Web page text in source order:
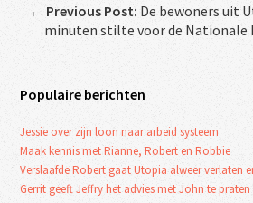
← Previous Post: De bewoners uit
minuten stilte voor de Nationale
Populaire berichten
Jessie over zijn loon naar arbeid systeem
Maak kennis met Rianne, Robert en Robbie
Verslaafde Robert gaat Utopia alweer verlaten
Gerrit geeft Jeffry het advies met John te praten